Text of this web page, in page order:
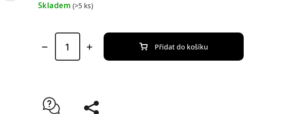
Skladem (>5 ks)
Přidat do košíku